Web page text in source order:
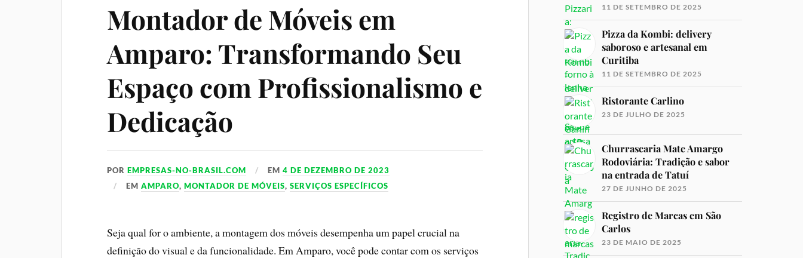
Montador de Móveis em
Amparo: Transformando Seu
Espaço com Profissionalismo e
Dedicação
POREMPRESAS-NO-BRASIL.COM EM4 DE DEZEMBRO DE 2023
EMAMPARO,MONTADOR DE MÓVEIS,SERVIÇOS ESPECÍFICOS
Seja qual for o ambiente, a montagem dos móveis desempenha um papel crucial na
definição do visual e da funcionalidade. Em Amparo, você pode contar com os serviços
11 DE SETEMBRO DE 2025
Pizza da Kombi: delivery
saboroso e artesanal em
Curitiba
11 DE SETEMBRO DE 2025
Ristorante Carlino
23 DE JULHO DE 2025
Churrascaria Mate Amargo
Rodoviária: Tradição e sabor
na entrada de Tatuí
27 DE JUNHO DE 2025
Registro de Marcas em São
Carlos
23 DE MAIO DE 2025